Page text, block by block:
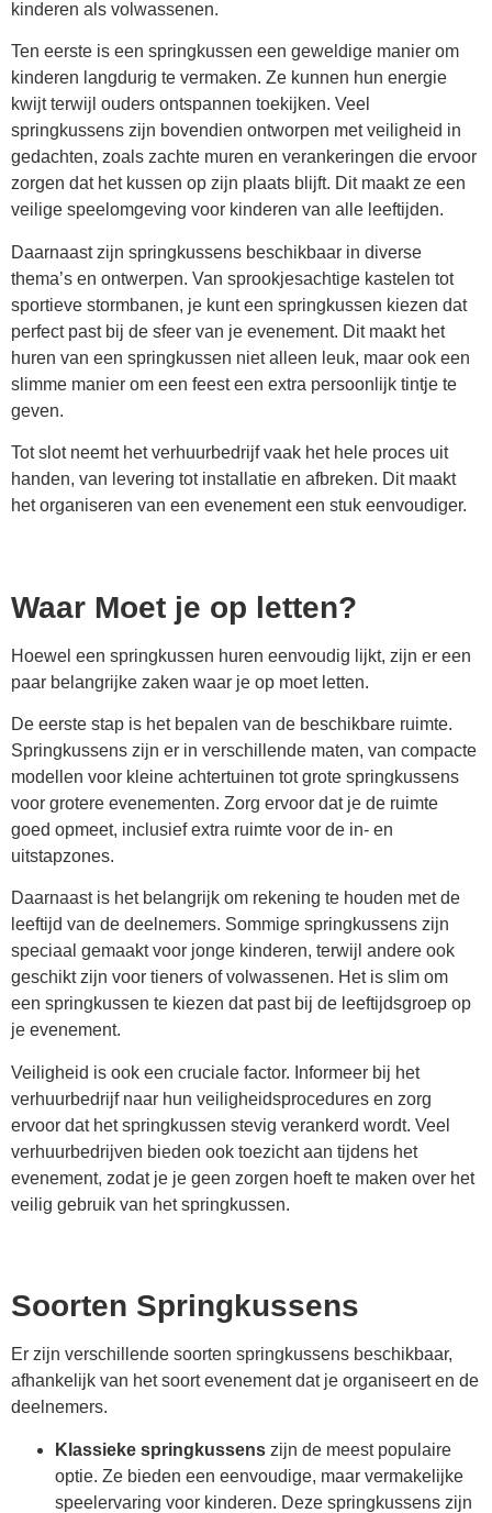
kinderen als volwassenen.
Ten eerste is een springkussen een geweldige manier om
kinderen langdurig te vermaken. Ze kunnen hun energie
kwijt terwijl ouders ontspannen toekijken. Veel
springkussens zijn bovendien ontworpen met veiligheid in
gedachten, zoals zachte muren en verankeringen die ervoor
zorgen dat het kussen op zijn plaats blijft. Dit maakt ze een
veilige speelomgeving voor kinderen van alle leeftijden.
Daarnaast zijn springkussens beschikbaar in diverse
thema’s en ontwerpen. Van sprookjesachtige kastelen tot
sportieve stormbanen, je kunt een springkussen kiezen dat
perfect past bij de sfeer van je evenement. Dit maakt het
huren van een springkussen niet alleen leuk, maar ook een
slimme manier om een feest een extra persoonlijk tintje te
geven.
Tot slot neemt het verhuurbedrijf vaak het hele proces uit
handen, van levering tot installatie en afbreken. Dit maakt
het organiseren van een evenement een stuk eenvoudiger.
Waar Moet je op letten?
Hoewel een springkussen huren eenvoudig lijkt, zijn er een
paar belangrijke zaken waar je op moet letten.
De eerste stap is het bepalen van de beschikbare ruimte.
Springkussens zijn er in verschillende maten, van compacte
modellen voor kleine achtertuinen tot grote springkussens
voor grotere evenementen. Zorg ervoor dat je de ruimte
goed opmeet, inclusief extra ruimte voor de in- en
uitstapzones.
Daarnaast is het belangrijk om rekening te houden met de
leeftijd van de deelnemers. Sommige springkussens zijn
speciaal gemaakt voor jonge kinderen, terwijl andere ook
geschikt zijn voor tieners of volwassenen. Het is slim om
een springkussen te kiezen dat past bij de leeftijdsgroep op
je evenement.
Veiligheid is ook een cruciale factor. Informeer bij het
verhuurbedrijf naar hun veiligheidsprocedures en zorg
ervoor dat het springkussen stevig verankerd wordt. Veel
verhuurbedrijven bieden ook toezicht aan tijdens het
evenement, zodat je je geen zorgen hoeft te maken over het
veilig gebruik van het springkussen.
Soorten Springkussens
Er zijn verschillende soorten springkussens beschikbaar,
afhankelijk van het soort evenement dat je organiseert en de
deelnemers.
Klassieke springkussens zijn de meest populaire
optie. Ze bieden een eenvoudige, maar vermakelijke
speelervaring voor kinderen. Deze springkussens zijn